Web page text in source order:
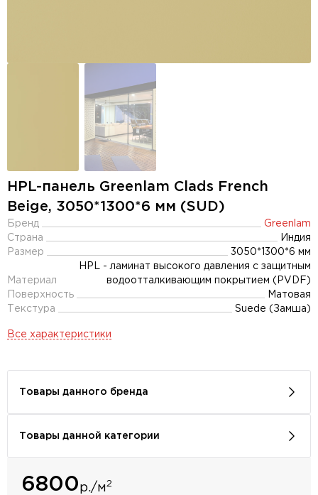
HPL-панель Greenlam Clads French
Beige, 3050*1300*6 мм (SUD)
Бренд
Greenlam
Страна
Индия
Размер
3050*1300*6 мм
Материал
HPL - ламинат высокого давления с защитным
водоотталкивающим покрытием (PVDF)
Поверхность
Матовая
Текстура
Suede (Замша)
Все характеристики
Товары данного бренда
Товары данной категории
6800р./м2